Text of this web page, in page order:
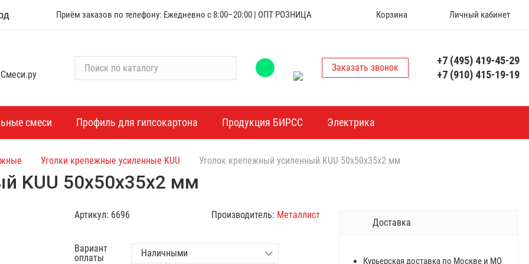
Приём заказов по телефону: Ежедневно с 8:00–20:00 | ОПТ РОЗНИЦА Корзина Личный кабинет
с
к
к
а
т
л
г
у
Заказать звонок
+7 (495) 419-45-29
+7 (910) 415-19-19
смеси Профиль для гипсокартона Продукция БИРСС Электрика
Уголки крепежные усиленные KUU Уголок крепежный усиленный KUU 50х50х35х2 мм
KUU 50х50х35х2 мм
Артикул: 6696 Производитель: Металлист
Вариант
оплаты
Доставка
Курьерская доставка по Москве и МО